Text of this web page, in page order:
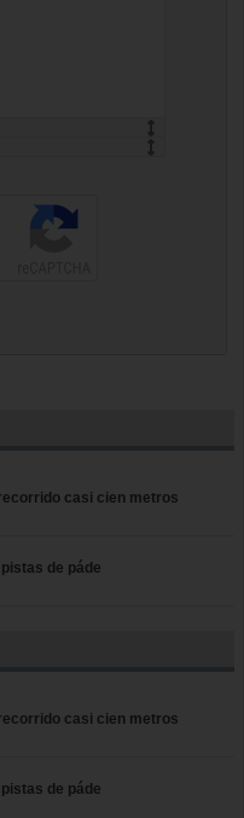
casi cien metros
de páde
casi cien metros
de páde